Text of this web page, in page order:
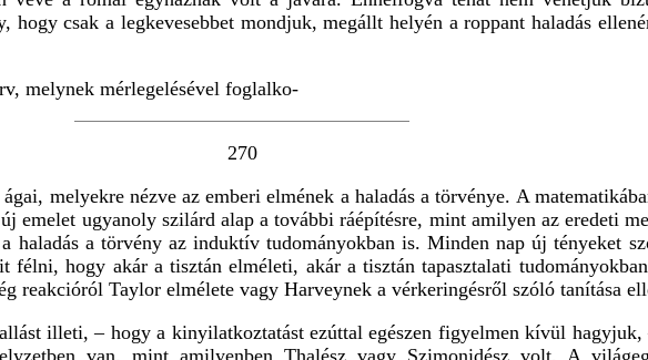
hogy csak a legkevesebbet mondjuk, megállt helyén a roppant haladás
melynek mérlegelésével foglalko-
270
melyekre nézve az emberi elmének a haladás a törvénye. A
emelet ugyanoly szilárd alap a további ráépítésre, mint amilyen az eredeti
haladás a törvény az induktív tudományokban is. Minden nap új tényeket
félni, hogy akár a tisztán elméleti, akár a tisztán tapasztalati
reakcióról Taylor elmélete vagy Harveynek a vérkeringésről szóló tanítása
illeti, – hogy a kinyilatkoztatást ezúttal egészen figyelmen kívül
van, mint amilyenben Thalész vagy Szimonidész volt. A